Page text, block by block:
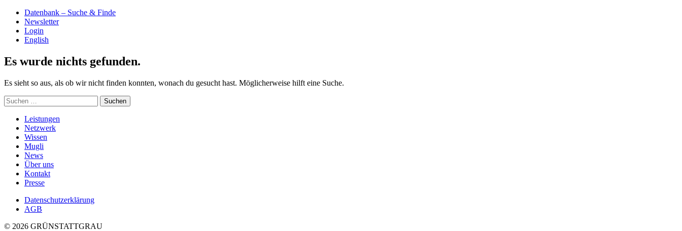
Datenbank – Suche & Finde
Newsletter
Login
English
Es wurde nichts gefunden.
Es sieht so aus, als ob wir nicht finden konnten, wonach du gesucht hast. Möglicherweise hilft eine Suche.
Suche
nach:
Leistungen
Netzwerk
Wissen
Mugli
News
Über uns
Kontakt
Presse
Datenschutzerklärung
AGB
© 2026 GRÜNSTATTGRAU